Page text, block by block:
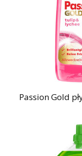
Passion Gold